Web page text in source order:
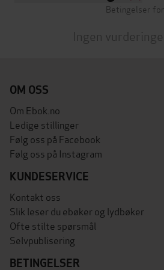
Betingelser
Ingen
OM OSS
Om Ebok.no
Ledige stillinger
Følg oss på Facebook
Følg oss på Instagram
KUNDESERVICE
Kontakt oss
Slik leser du ebøker og lydbøker
Ofte stilte spørsmål
Selvpublisering
BETINGELSER